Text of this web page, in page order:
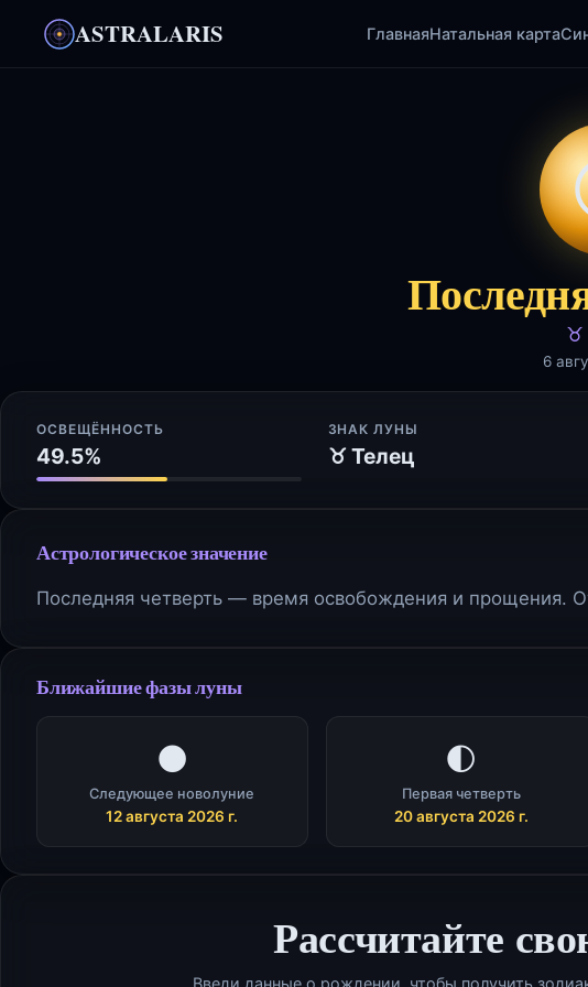
ASTRALARIS ГлавнаяНатальная карта
6
ОСВЕЩЁННОСТЬ
49.5%
ЗНАК ЛУНЫ
♉ Телец
Астрологическое значение
Последняя четверть — время освобождения и прощения.
Ближайшие фазы луны
🌑
Следующее новолуние
12 августа 2026 г.
🌓
Первая четверть
20 августа 2026 г.
Рассчитайте
Введи данные о рождении, чтобы получить